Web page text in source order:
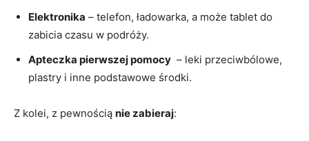
Elektronika – ⁣telefon,​ ładowarka, a może tablet do
zabicia czasu w podróży.
Apteczka pierwszej pomocy ‍ – leki przeciwbólowe,
plastry i inne ⁤podstawowe środki.
Z kolei, z pewnością nie zabieraj: